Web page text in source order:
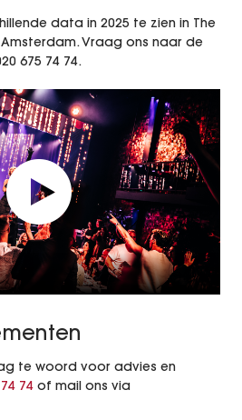
data in 2025 te zien in The
Vraag ons naar de
675 74 74.
te woord voor advies en
74 of mail ons via